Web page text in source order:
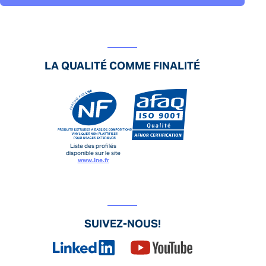
LA QUALITÉ COMME FINALITÉ
Liste des profilés
disponible sur le site
www.lne.fr
SUIVEZ-NOUS!